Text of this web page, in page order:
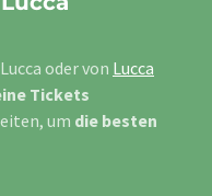
oder von Lucca
Tickets
um die besten